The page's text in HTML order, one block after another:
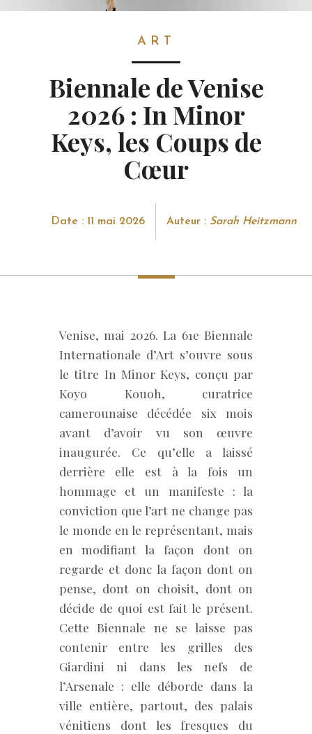
ART
Biennale de Venise
2026 : In Minor
Keys, les Coups de
Cœur
Date : 11 mai 2026 Auteur : Sarah Heitzmann
Venise, mai 2026. La 61e Biennale
Internationale d’Art s’ouvre sous
le titre In Minor Keys, conçu par
Koyo Kouoh, curatrice
camerounaise décédée six mois
avant d’avoir vu son œuvre
inaugurée. Ce qu’elle a laissé
derrière elle est à la fois un
hommage et un manifeste : la
conviction que l’art ne change pas
le monde en le représentant, mais
en modifiant la façon dont on
regarde et donc la façon dont on
pense, dont on choisit, dont on
décide de quoi est fait le présent.
Cette Biennale ne se laisse pas
contenir entre les grilles des
Giardini ni dans les nefs de
l’Arsenale : elle déborde dans la
ville entière, partout, des palais
vénitiens dont les fresques du